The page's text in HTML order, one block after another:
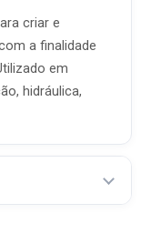
criar e
a finalidade
em
hidráulica,